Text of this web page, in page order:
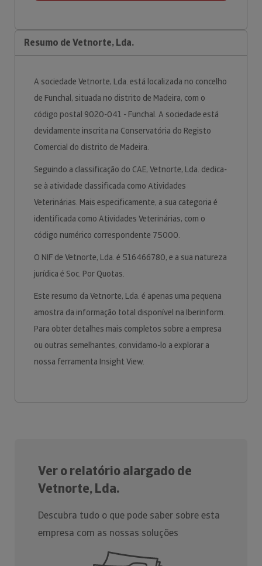
Resumo de Vetnorte, Lda.
A sociedade Vetnorte, Lda. está localizada no concelho
de Funchal, situada no distrito de Madeira, com o
código postal 9020-041 - Funchal. A sociedade está
devidamente inscrita na Conservatória do Registo
Comercial do distrito de Madeira.
Seguindo a classificação do CAE, Vetnorte, Lda. dedica-
se à atividade classificada como Atividades
Veterinárias. Mais especificamente, a sua categoria é
identificada como Atividades Veterinárias, com o
código numérico correspondente 75000.
O NIF de Vetnorte, Lda. é 516466780, e a sua natureza
jurídica é Soc. Por Quotas.
Este resumo da Vetnorte, Lda. é apenas uma pequena
amostra da informação total disponível na Iberinform.
Para obter detalhes mais completos sobre a empresa
ou outras semelhantes, convidamo-lo a explorar a
nossa ferramenta Insight View.
Ver o relatório alargado de
Vetnorte, Lda.
Descubra tudo o que pode saber sobre esta
empresa com as nossas soluções